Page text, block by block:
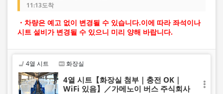
11:13도착
・차량은 예고 없이 변경될 수 있습니다.이에 따라 좌석이나
시트 설비가 변경될 수 있으니 미리 양해 바랍니다.
4열 시트 화장실
4열 시트【화장실 첨부｜충전 OK｜
WiFi 있음】／가메노이 버스 주식회사